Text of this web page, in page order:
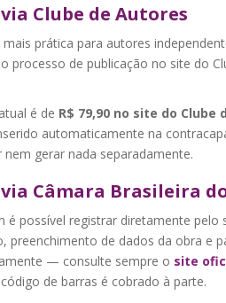
Clube de Autores
prática para autores
processo de publicação no site do
é de R$ 79,90 no site do Clube
automaticamente na
gerar nada separadamente.
Câmara Brasileira
é possível registrar diretamente pelo
preenchimento de dados da obra e
— consulte sempre o site
de barras é cobrado à parte.